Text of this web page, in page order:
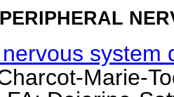
system
Marie-